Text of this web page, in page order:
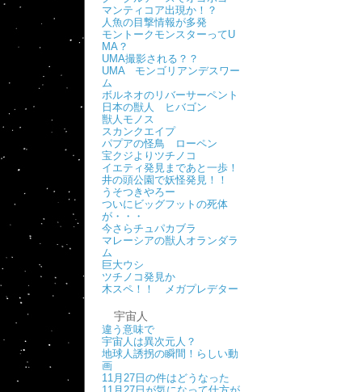
マンティコア出現か！？
人魚の目撃情報が多発
モントークモンスターってU
MA？
UMA撮影される？？
UMA モンゴリアンデスワー
ム
ボルネオのリバーサーペント
日本の獣人 ヒバゴン
獣人モノス
スカンクエイプ
パプアの怪鳥 ローペン
宝クジよりツチノコ
イエティ発見まであと一歩！
井の頭公園で妖怪発見！！
うそつきやろー
ついにビッグフットの死体
が・・・
今さらチュパカブラ
マレーシアの獣人オランダラ
ム
巨大ウシ
ツチノコ発見か
木スペ！！ メガプレデター
宇宙人
違う意味で
宇宙人は異次元人？
地球人誘拐の瞬間！らしい動
画
11月27日の件はどうなった